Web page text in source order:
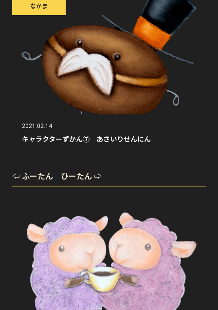
2021.02.14
キャラクターずかん⑦ あさいりせんにん
なかま
⇦ ふーたん ひーたん ⇨